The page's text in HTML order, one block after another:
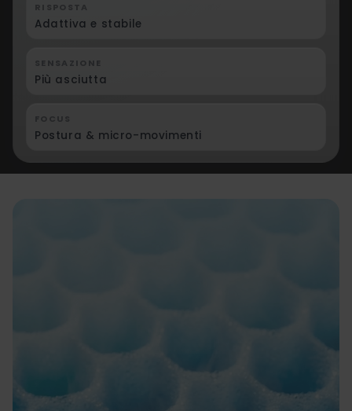
RISPOSTA
Adattiva e stabile
SENSAZIONE
Più asciutta
Postura & micro-movimenti